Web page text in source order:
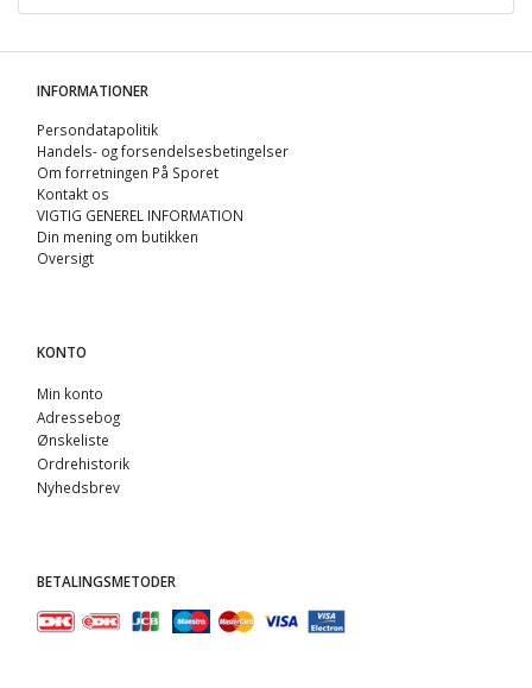
INFORMATIONER
Persondatapolitik
Handels- og forsendelsesbetingelser
Om forretningen På Sporet
Kontakt os
VIGTIG GENEREL INFORMATION
Din mening om butikken
Oversigt
KONTO
Min konto
Adressebog
Ønskeliste
Ordrehistorik
Nyhedsbrev
BETALINGSMETODER